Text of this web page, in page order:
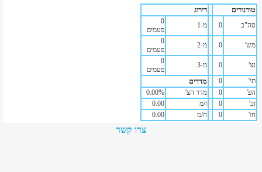
טורנירים דירוג
סה"כ 0 מ-1
0
פעמים
מש'
0 מ-2
0
פעמים
נצ'
0 מ-3
0
פעמים
תי'
0 מדדים
הפ' 0 מדד הצ' 0.00%
זכ'
0 ז/מ
0.00
חו'
0 ח/מ 0.00
צרו קשר